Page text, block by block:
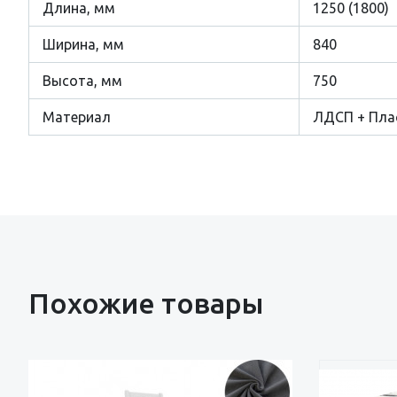
Длина, мм 1250 (1800)
Ширина, мм 840
Высота, мм 750
Материал ЛДСП +
Похожие товары